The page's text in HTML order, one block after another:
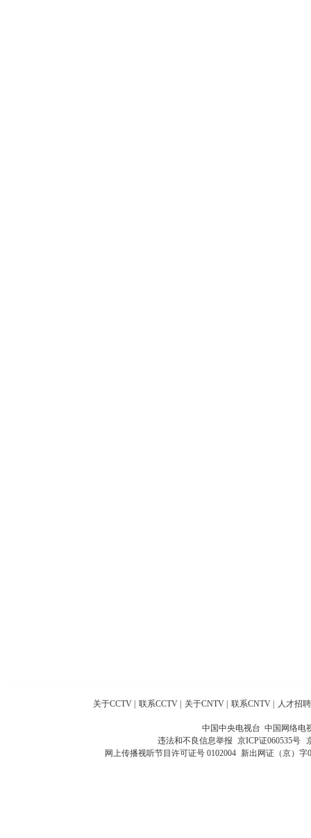
关于CCTV 联系CCTV 关于CNTV 联系CNTV 人才招聘
中国中央电视台 中国网络电
违法和不良信息举报 京ICP证060535号
网上传播视听节目许可证号 0102004 新出网证（京）